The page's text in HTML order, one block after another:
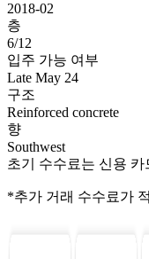
2018-02
층
6/12
입주 가능 여부
Late May 24
구조
Reinforced concrete
향
Southwest
초기 수수료는 신용
*추가 거래 수수료가